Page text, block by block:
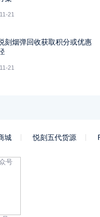
21
刻烟弹回收获取积分或优惠
21
城 悦刻五代货源